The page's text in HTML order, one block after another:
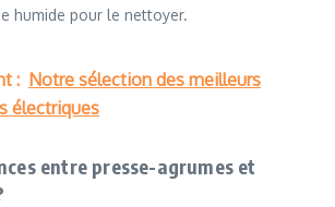
humide pour le nettoyer.
: Notre sélection des meilleurs
électriques
entre presse-agrumes et